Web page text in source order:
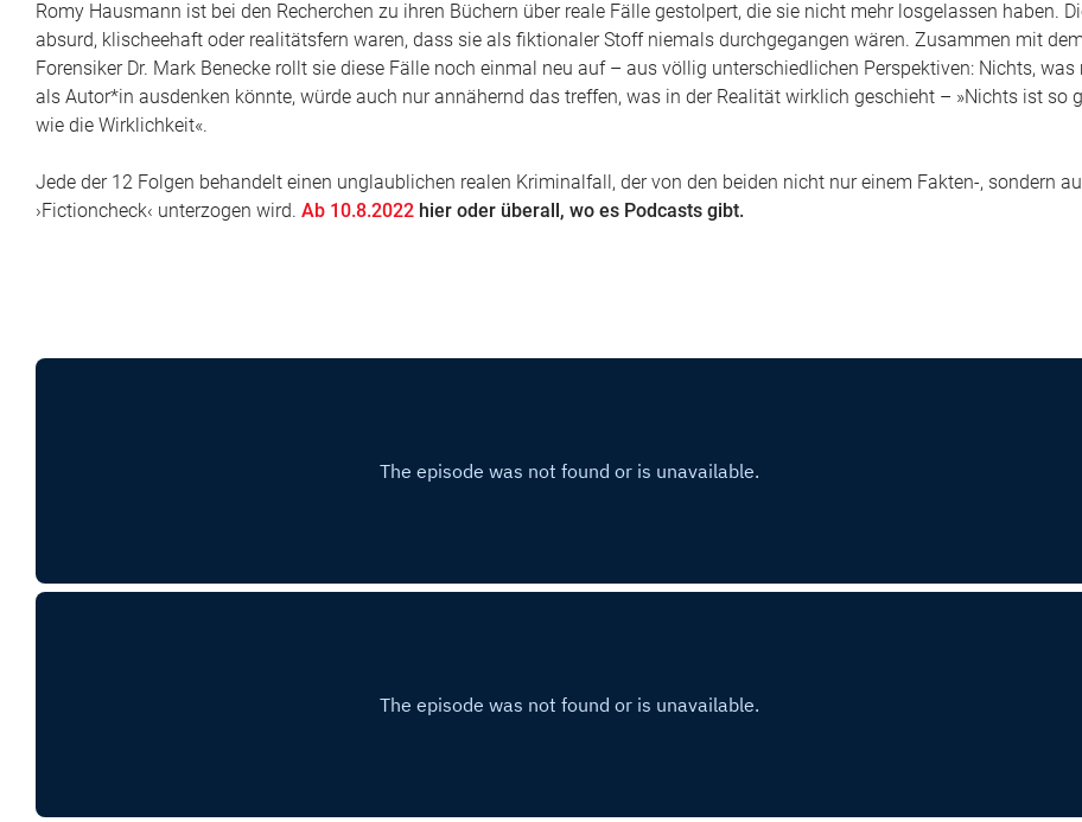
Romy Hausmann ist bei den Recherchen zu ihren Büchern über reale Fälle gestolpert, die sie nicht mehr losgelassen haben.
absurd, klischeehaft oder realitätsfern waren, dass sie als fiktionaler Stoff niemals durchgegangen wären. Zusammen mit dem
Forensiker Dr. Mark Benecke rollt sie diese Fälle noch einmal neu auf – aus völlig unterschiedlichen Perspektiven: Nichts, was
als Autor*in ausdenken könnte, würde auch nur annähernd das treffen, was in der Realität wirklich geschieht – »Nichts ist so
wie die Wirklichkeit«.
Jede der 12 Folgen behandelt einen unglaublichen realen Kriminalfall, der von den beiden nicht nur einem Fakten-, sondern
›Fictioncheck‹ unterzogen wird. Ab 10.8.2022 hier oder überall, wo es Podcasts gibt.